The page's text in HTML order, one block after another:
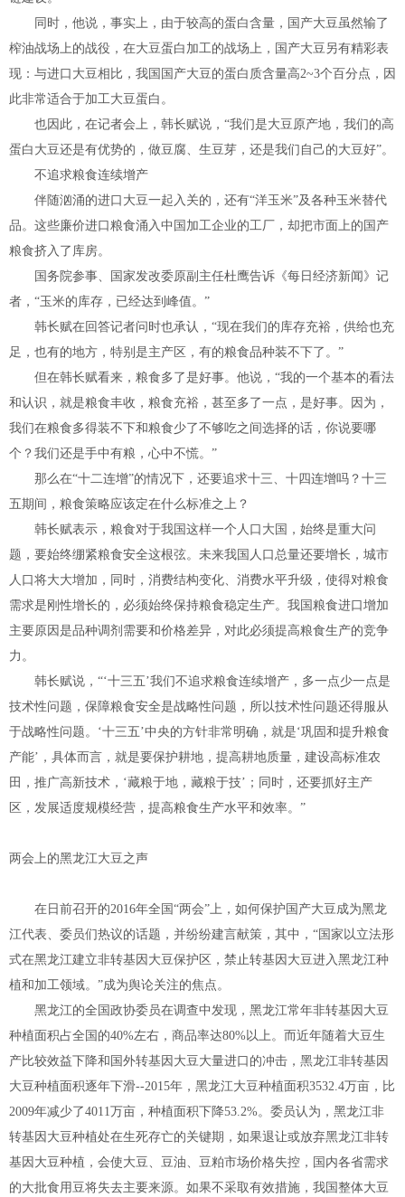
同时，他说，事实上，由于较高的蛋白含量，国产大豆虽然输了
榨油战场上的战役，在大豆蛋白加工的战场上，国产大豆另有精彩表
现：与进口大豆相比，我国国产大豆的蛋白质含量高2~3个百分点，因
此非常适合于加工大豆蛋白。
也因此，在记者会上，韩长赋说，“我们是大豆原产地，我们的高
蛋白大豆还是有优势的，做豆腐、生豆芽，还是我们自己的大豆好”。
不追求粮食连续增产
伴随汹涌的进口大豆一起入关的，还有“洋玉米”及各种玉米替代
品。这些廉价进口粮食涌入中国加工企业的工厂，却把市面上的国产
粮食挤入了库房。
国务院参事、国家发改委原副主任杜鹰告诉《每日经济新闻》记
者，“玉米的库存，已经达到峰值。”
韩长赋在回答记者问时也承认，“现在我们的库存充裕，供给也充
足，也有的地方，特别是主产区，有的粮食品种装不下了。”
但在韩长赋看来，粮食多了是好事。他说，“我的一个基本的看法
和认识，就是粮食丰收，粮食充裕，甚至多了一点，是好事。因为，
我们在粮食多得装不下和粮食少了不够吃之间选择的话，你说要哪
个？我们还是手中有粮，心中不慌。”
那么在“十二连增”的情况下，还要追求十三、十四连增吗？十三
五期间，粮食策略应该定在什么标准之上？
韩长赋表示，粮食对于我国这样一个人口大国，始终是重大问
题，要始终绷紧粮食安全这根弦。未来我国人口总量还要增长，城市
人口将大大增加，同时，消费结构变化、消费水平升级，使得对粮食
需求是刚性增长的，必须始终保持粮食稳定生产。我国粮食进口增加
主要原因是品种调剂需要和价格差异，对此必须提高粮食生产的竞争
力。
韩长赋说，“‘十三五’我们不追求粮食连续增产，多一点少一点是
技术性问题，保障粮食安全是战略性问题，所以技术性问题还得服从
于战略性问题。‘十三五’中央的方针非常明确，就是‘巩固和提升粮食
产能’，具体而言，就是要保护耕地，提高耕地质量，建设高标准农
田，推广高新技术，‘藏粮于地，藏粮于技’；同时，还要抓好主产
区，发展适度规模经营，提高粮食生产水平和效率。”
两会上的黑龙江大豆之声
在日前召开的2016年全国“两会”上，如何保护国产大豆成为黑龙
江代表、委员们热议的话题，并纷纷建言献策，其中，“国家以立法形
式在黑龙江建立非转基因大豆保护区，禁止转基因大豆进入黑龙江种
植和加工领域。”成为舆论关注的焦点。
黑龙江的全国政协委员在调查中发现，黑龙江常年非转基因大豆
种植面积占全国的40%左右，商品率达80%以上。而近年随着大豆生
产比较效益下降和国外转基因大豆大量进口的冲击，黑龙江非转基因
大豆种植面积逐年下滑--2015年，黑龙江大豆种植面积3532.4万亩，比
2009年减少了4011万亩，种植面积下降53.2%。委员认为，黑龙江非
转基因大豆种植处在生死存亡的关键期，如果退让或放弃黑龙江非转
基因大豆种植，会使大豆、豆油、豆粕市场价格失控，国内各省需求
的大批食用豆将失去主要来源。如果不采取有效措施，我国整体大豆